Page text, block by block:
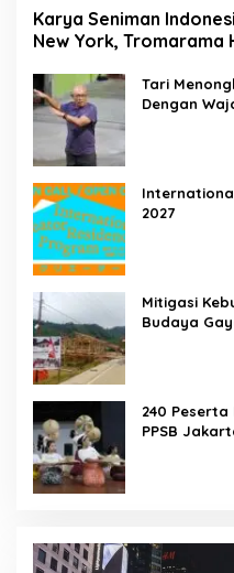
Karya Seniman
New York, Tromarama
Tari
Dengan
2027
Mitigasi
Budaya
240
PPSB